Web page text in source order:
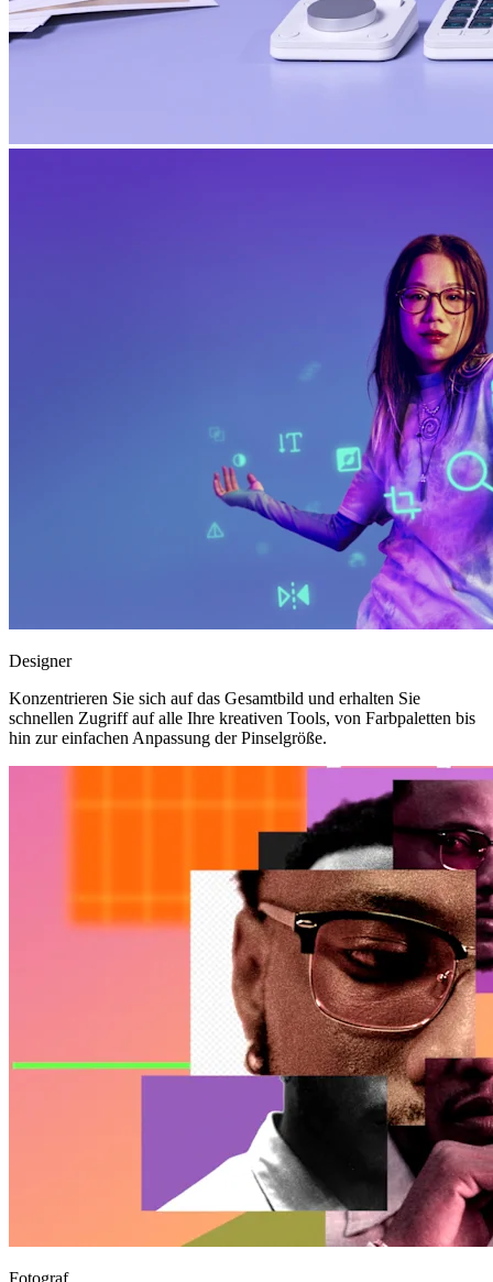
Designer
Konzentrieren Sie sich auf das Gesamtbild und erhalten Sie
schnellen Zugriff auf alle Ihre kreativen Tools, von Farbpaletten bis
hin zur einfachen Anpassung der Pinselgröße.